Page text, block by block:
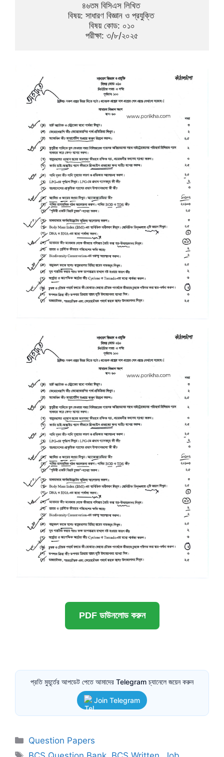
৪৬তম বিসিএস লিখিত
বিষয়: সাধারণ বিজ্ঞান ও প্রযুক্তি
বিষয় কোড: ০১০
পরীক্ষা: ৩/৮/২০২৫
PDF ডাউনলোড করুন
প্রতি মুহূর্তের আপডেট পেতে আমাদের Telegram চ্যানেলে জয়েন করুন
Join Telegram
Categories
Question Papers
Tags